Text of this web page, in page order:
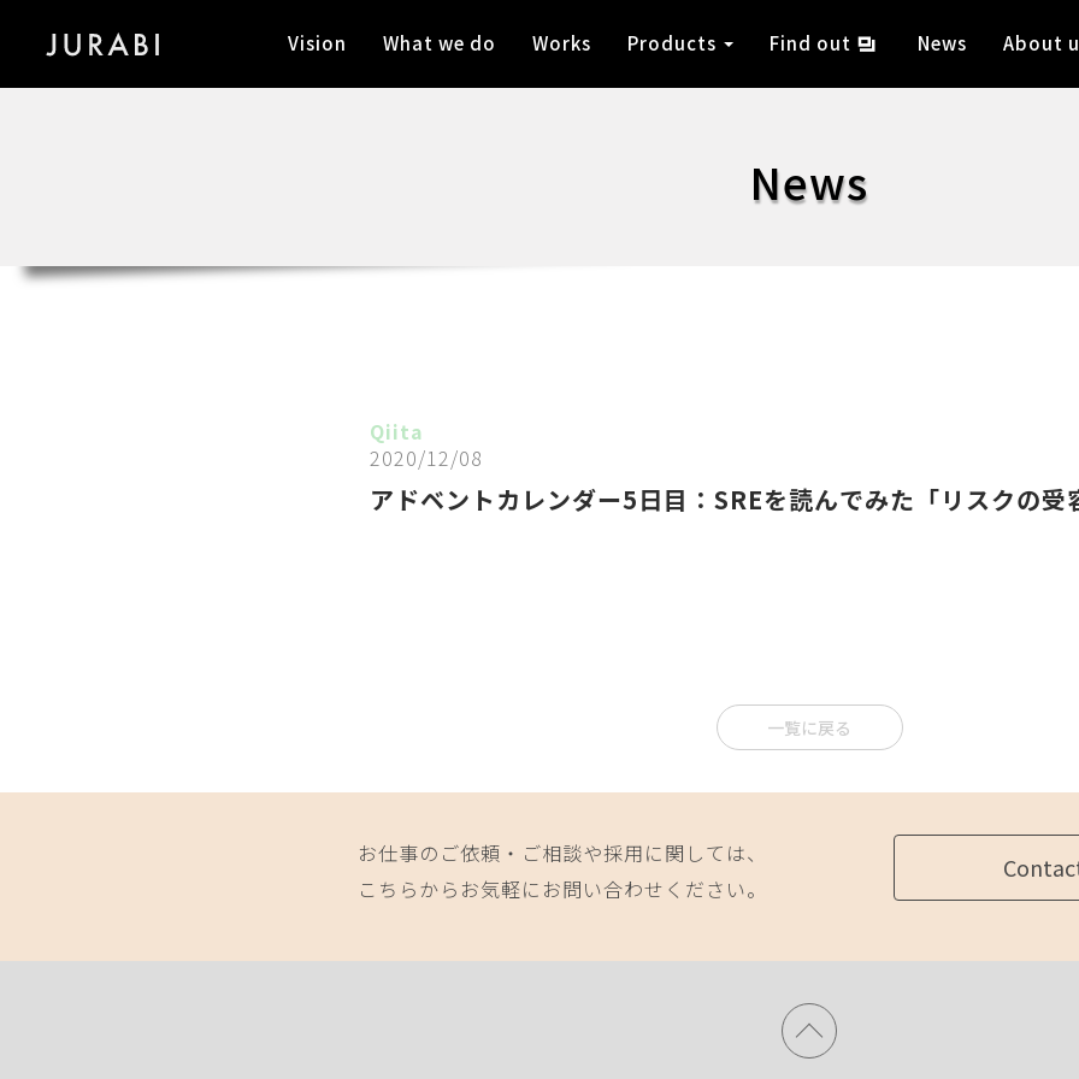
Vision What we do Works Products Find out News About
News
Qiita
2020/12/08
アドベントカレンダー5日目：SREを読んでみた「リスクの
一覧に戻る
お仕事のご依頼・ご相談や採用に関しては、
こちらからお気軽にお問い合わせください。